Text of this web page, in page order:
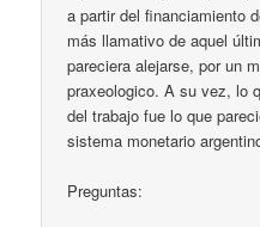
a partir del financiamiento
más llamativo de aquel
pareciera alejarse, por un
praxeologico. A su vez, lo
del trabajo fue lo que
sistema monetario
Preguntas: